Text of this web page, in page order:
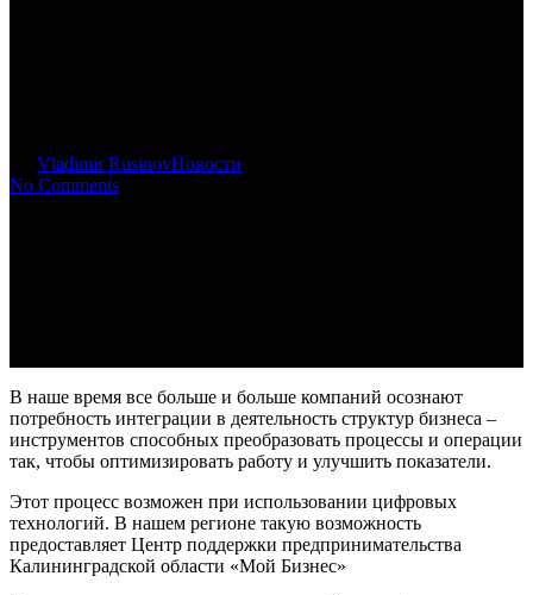
Vladimir RusinovНовости
No Comments
В наше время все больше и больше компаний осознают
потребность интеграции в деятельность структур бизнеса –
инструментов способных преобразовать процессы и операции
так, чтобы оптимизировать работу и улучшить показатели.
Этот процесс возможен при использовании цифровых
технологий. В нашем регионе такую возможность
предоставляет Центр поддержки предпринимательства
Калининградской области «Мой Бизнес»